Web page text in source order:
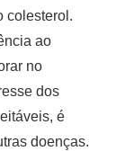
colesterol.
ao
no
dos
é
doenças.